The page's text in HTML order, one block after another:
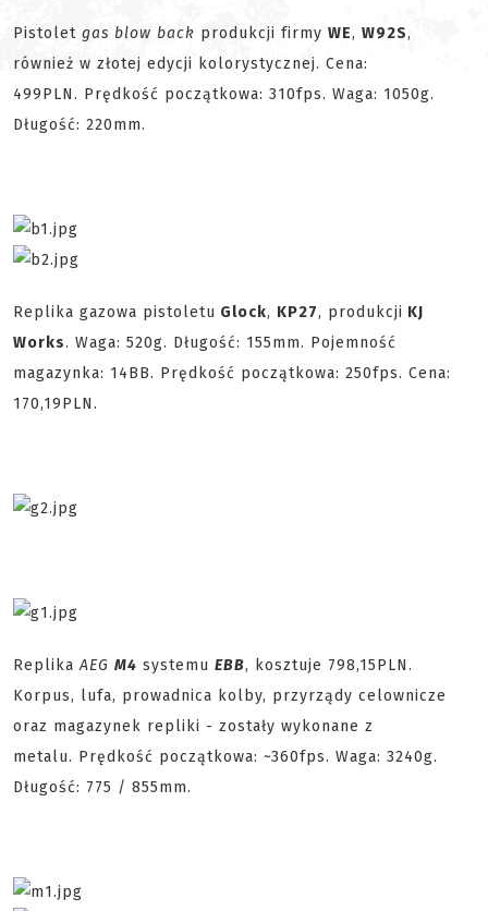
Pistolet gas blow back produkcji firmy WE, W92S,
również w złotej edycji kolorystycznej. Cena:
499PLN. Prędkość początkowa: 310fps. Waga: 1050g.
Długość: 220mm.
Replika gazowa pistoletu Glock, KP27, produkcji KJ
Works. Waga: 520g. Długość: 155mm. Pojemność
magazynka: 14BB. Prędkość początkowa: 250fps. Cena:
170,19PLN.
ReplikaAEG M4 systemu EBB, kosztuje 798,15PLN.
Korpus, lufa, prowadnica kolby, przyrządy celownicze
oraz magazynek repliki - zostały wykonane z
metalu. Prędkość początkowa: ~360fps. Waga: 3240g.
Długość: 775 / 855mm.